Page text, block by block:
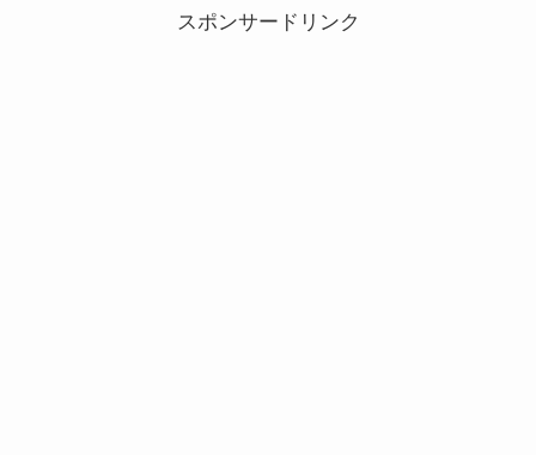
スポンサードリンク